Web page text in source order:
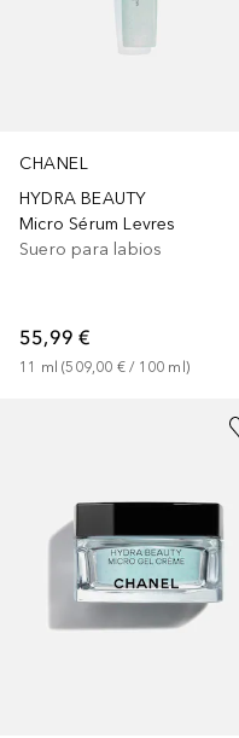
CHANEL
HYDRA BEAUTY
Micro Sérum Levres
Suero para labios
55,99 €
11 ml (509,00 € / 100 ml )